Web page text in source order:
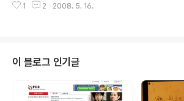
터넷 벤처 기업인 Hatena는 1년간 미국 실리콘밸리에서
기도 하였다. 웹2.0을 말할 때 가장 먼저 떠올리는 서비스
다양한 블로그와 뉴스를 한 곳에서 읽을 수 있는 RSS리더
등을 들 수 있지 않을까 싶다. 웹2.0이 인터넷 산업의 구세
주로 추앙받으며, 관심의 초점이 되었고, 또 그와 관련해서
사진 공유 서비스와 소셜 북마킹 서비스, RSS 리더 등의
1 2 2008. 5. 16.
이 블로그 인기글